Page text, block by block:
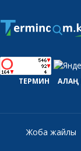
ТЕРМИН АЛАҢ
Жоба жайлы